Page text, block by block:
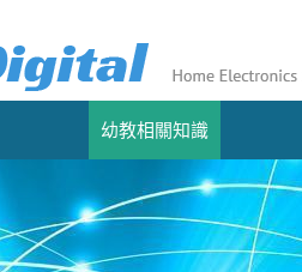
幼教相關知識